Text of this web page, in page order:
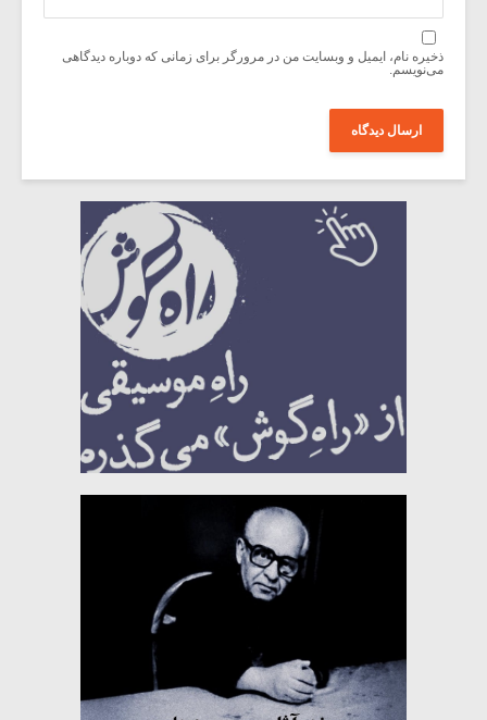
ذخیره نام، ایمیل و وبسایت من در مرورگر برای زمانی که دوباره دیدگاهی
می‌نویسم.